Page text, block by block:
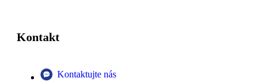
Kontakt
Kontaktujte nás